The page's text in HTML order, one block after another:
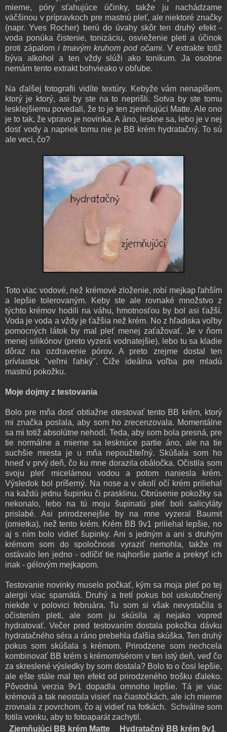
mierne, póry sťahujúce účinky, takže ju nachádzame
väčšinou v prípravkoch pre mastnú pleť, ale niektoré značky
(napr. Yves Rocher) berú do úvahy skôr ten druhý efekt -
voda ponúka čistenie, tonizáciu, osvieženie pleti a účinok
proti zápalom i tmavým kruhom pod očami. V extrakte totiž
býva alkohol a ten vždy slúži ako tonikum. Ja osobne
nemám tento extrakt bohvieako v obľube.
Na ďalšej fotografii vidíte textúry. Kebyže vám nenapíšem,
ktorý je ktorý, asi by ste na to neprišli. Sotva by ste tomu
lesklejšiemu povedali, že to je ten zjemňujúci Matte. Ale ono
je to tak, že vpravo je novinka. A áno, leskne sa, lebo je v nej
dosť vody a napriek tomu nie je BB krém hydratačný. To sú
ale veci, čo?
Toto viac vodové, než krémové zloženie, robí mejkap ľahším
a lepšie tolerovaným. Keby ste ale rovnaké množstvo z
týchto krémov hodili na váhu, hmotnosťou by bol asi ťažší.
Voda je voda a vždy je ťažšia než krém. No z hľadiska voľby
pomocných látok by mal pleť menej zaťažovať. Je v ňom
menej silikónov (preto vyzerá vodnatejšie), lebo tu sa kladie
dôraz na ozdravenie pórov. A preto zrejme dostal ten
prívlastok "veľmi ľahký". Čiže ideálna voľba pre mladú
mastnú pokožku.
Moje dojmy z testovania
Bolo pre mňa dosť obtiažne otestovať tento BB krém, ktorý
mi značka poslala, aby som ho zrecenzovala. Momentálne
sa mi totiž absolútne nehodí. Teda, aby som bola presná, pre
tie normálne a mierne sa lesknúce partie áno, ale na tie
suchšie miesta je u mňa nepoužiteľný. Skúšala som ho
hneď v prvý deň, čo ku mne dorazila obáločka. Očistila som
svoju pleť micelárnou vodou a potom naniesla krém.
Výsledok bol príšerný. Na nose a v okolí očí krém priliehal
na každú jednu šupinku či prasklinu. Obrúsenie pokožky sa
nekonalo, lebo na tú moju šupinatú pleť boli salicyláty
prislabé. Asi prirodzenejšie by na mne vyzeral Baumit
(omietka), než tento krém. Krém BB 9v1 priliehal lepšie, no
aj s ním bolo vidieť šupinky. Ani s jedným a ani s druhým
krémom som do spoločnosti vyraziť nemohla, takže mi
ostávalo len jedno - odlíčiť tie najhoršie partie a prekryť ich
inak - gélovým mejkapom.
Testovanie novinky muselo počkať, kým sa moja pleť po tej
alergii viac spamätá. Druhý a tretí pokus bol uskutočnený
niekde v polovici februára. Tu som si však nevystačila s
očistením pleti, ale som ju skúsila aj nejako vopred
hydratovať. Večer pred testovaním dostala pokožka dávku
hydratačného séra a ráno prebehla ďalšia skúška. Ten druhý
pokus som skúšala s krémom. Prirodzene som nechcela
kombinovať BB krém s krémom/sérom v ten istý deň, veď čo
za skreslené výsledky by som dostala? Bolo to o čosi lepšie,
ale ešte stále mal ten efekt od prirodzeného trošku ďaleko.
Pôvodná verzia 9v1 dopadla omnoho lepšie. Tá je viac
krémová a tak neostala visieť na čiastočkách, ale ich mierne
zrovnala z povrchom, čo aj vidieť na fotkách. Schválne som
fotila vonku, aby to fotoaparát zachytil.
Zjemňujúci BB krém Matte
Hydratačný BB krém 9v1